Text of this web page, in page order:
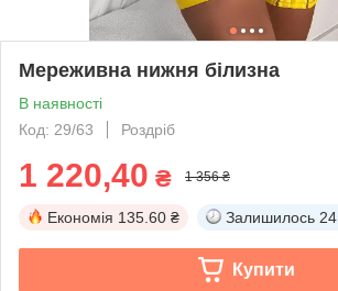
Мереживна нижня білизна
В наявності
Код: 29/63
Роздріб
1 220,40 ₴ 1 356 ₴
Економія 135.60 ₴ Залишилось
Купити